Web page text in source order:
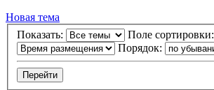
Новая тема
Показать:
Поле сортировки:
Порядок: